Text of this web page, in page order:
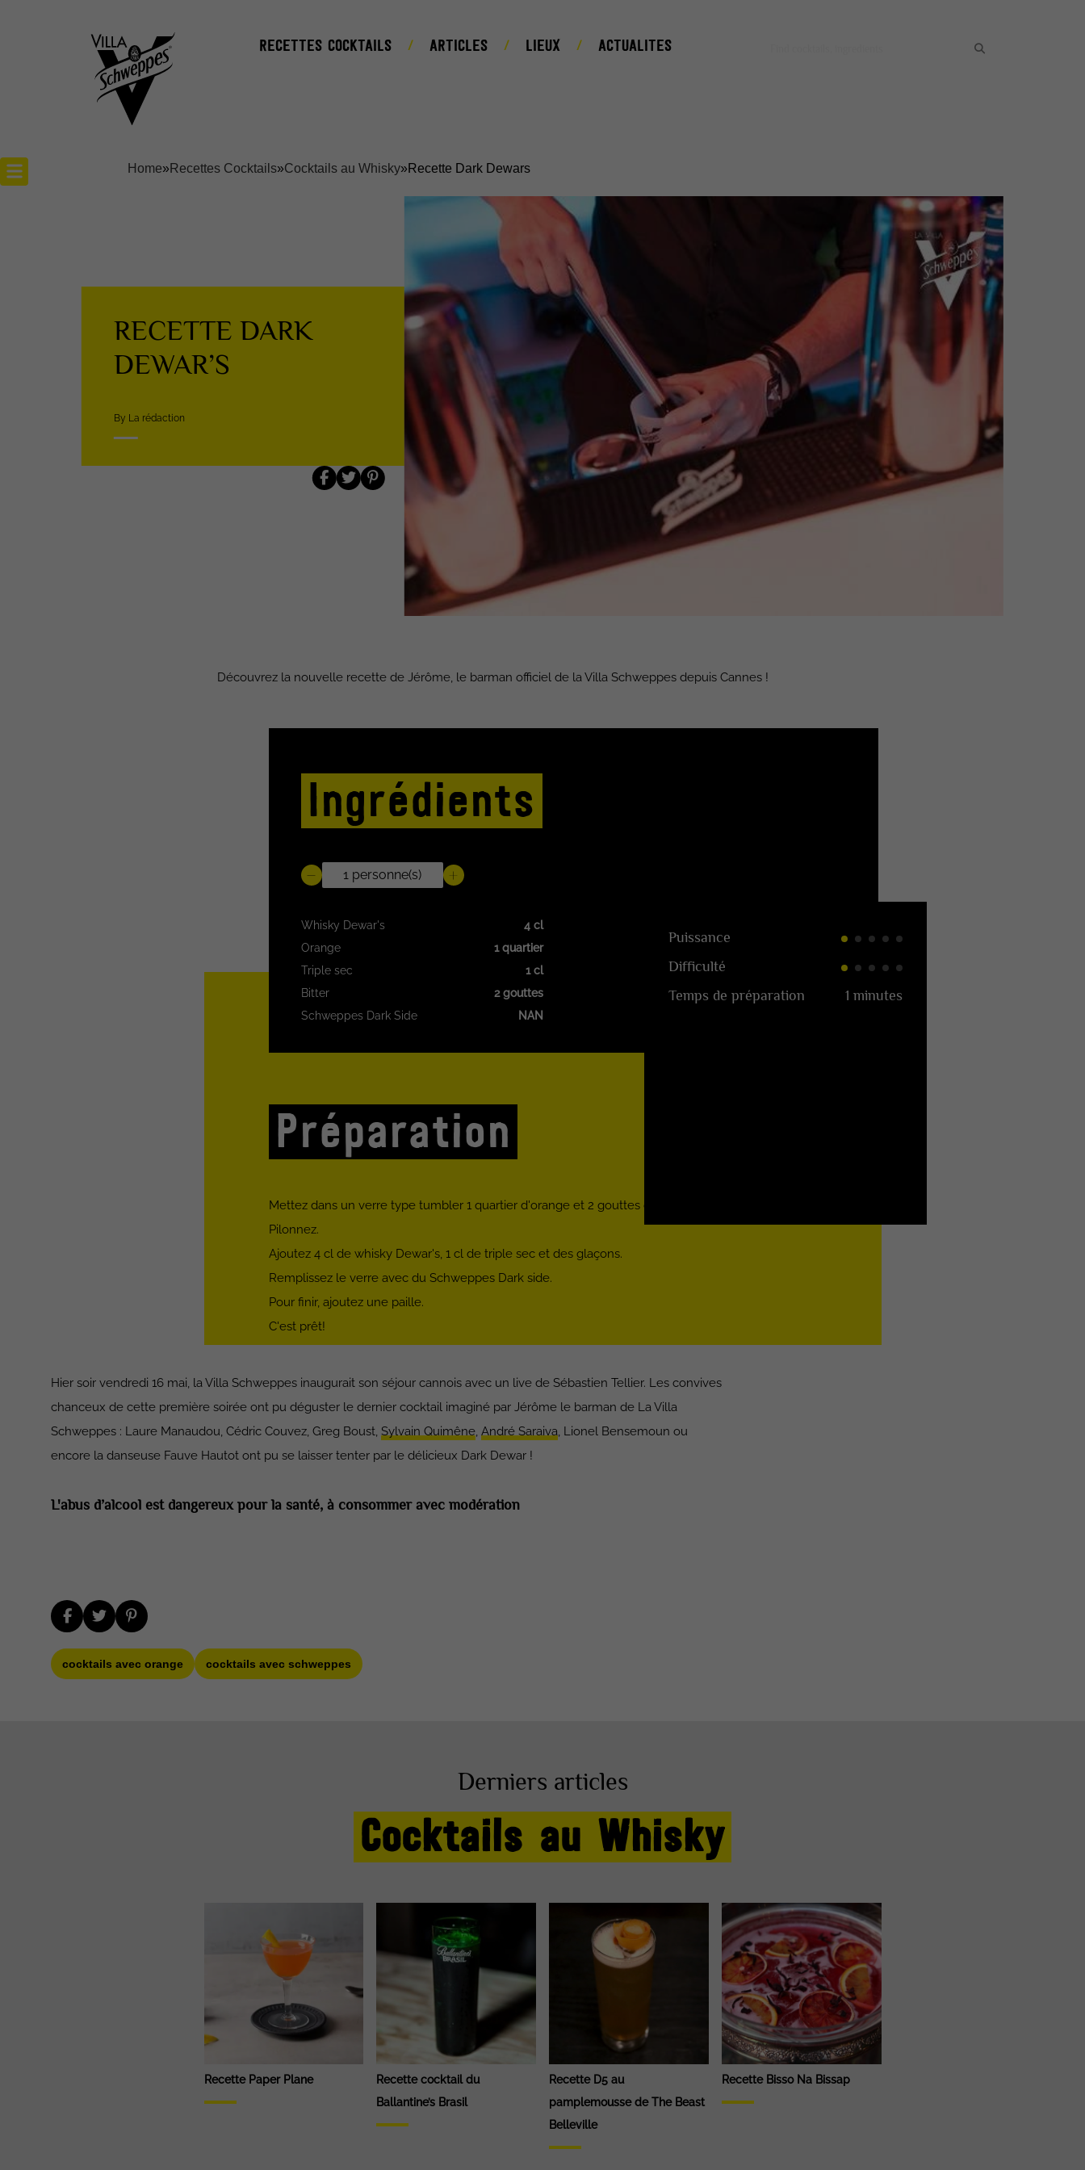
RECETTES COCKTAILS ARTICLES LIEUX ACTUALITES
Actualités
Home» Recettes Cocktails»Cocktails au Whisky» Recette Dark Dewars
RECETTE DARK
DEWAR’S
By La rédaction
Découvrez la nouvelle recette de Jérôme, le barman officiel de la Villa Schweppes depuis Cannes !
Ingrédients
Whisky Dewar's
4 cl
Orange
1 quartier
Triple sec
1 cl
Bitter
2 gouttes
Schweppes Dark Side
NAN
Puissance
Difficulté
Temps de préparation
1 minutes
Préparation
Mettez dans un verre type tumbler 1 quartier d'orange et 2 gouttes de bitter.
Pilonnez.
Ajoutez 4 cl de whisky Dewar's, 1 cl de triple sec et des glaçons.
Remplissez le verre avec du Schweppes Dark side.
Pour finir, ajoutez une paille.
C'est prêt!
Hier soir vendredi 16 mai, la Villa Schweppes inaugurait son séjour cannois avec un live de Sébastien Tellier. Les convives
chanceux de cette première soirée ont pu déguster le dernier cocktail imaginé par Jérôme le barman de La Villa
Schweppes : Laure Manaudou, Cédric Couvez, Greg Boust, Sylvain Quimêne, André Saraiva, Lionel Bensemoun ou
encore la danseuse Fauve Hautot ont pu se laisser tenter par le délicieux Dark Dewar !
L'abus d’alcool est dangereux pour la santé, à consommer avec modération
cocktails avec orange cocktails avec schweppes
Derniers articles
Cocktails au Whisky
Recette Paper Plane
Recette cocktail du
Ballantine’s Brasil
Recette D5 au
pamplemousse de The Beast
Belleville
Recette Bisso Na Bissap